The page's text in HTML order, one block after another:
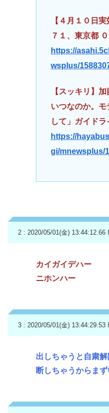
【４月１０日
７１、東京都
https://
wsplus/
【スッキリ】
いつなのか。
して」ガイド
https://
gi/mnewsplus/
2 : 2020/05/01(金) 13:44:12.66
カイガイデハー
ニホンハー
3 : 2020/05/01(金) 13:44:29.53
出しちゃうと自粛
断しちゃうからま